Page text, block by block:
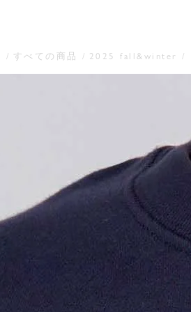
すべての商品 2025 fall&winter